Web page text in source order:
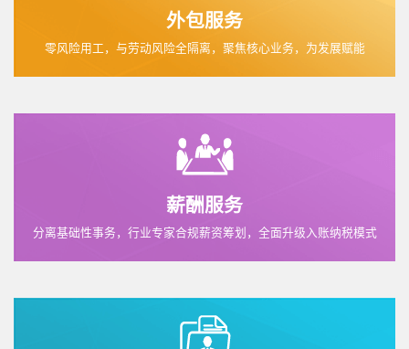
外包服务
零风险用工，与劳动风险全隔离，聚焦核心业务，为发展赋能
薪酬服务
分离基础性事务，行业专家合规薪资筹划，全面升级入账纳税模式